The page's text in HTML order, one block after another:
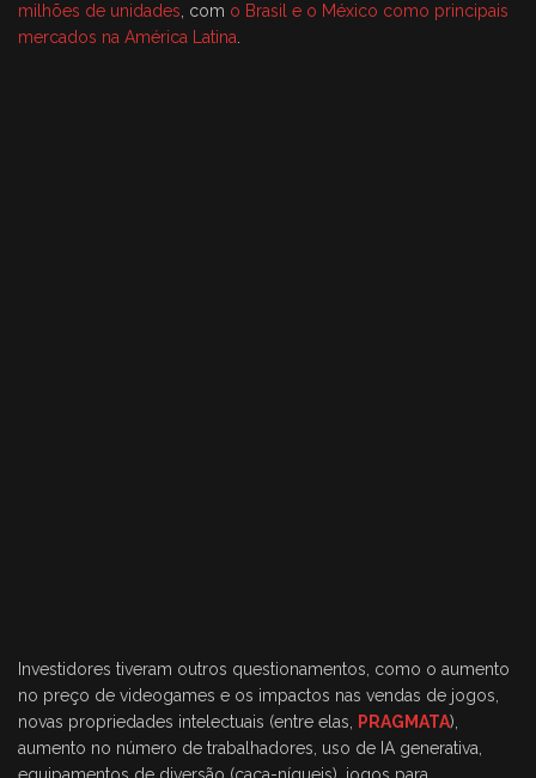
milhões de unidades, com o Brasil e o México como principais
mercados na América Latina.
Investidores tiveram outros questionamentos, como o aumento
no preço de videogames e os impactos nas vendas de jogos,
novas propriedades intelectuais (entre elas, PRAGMATA),
aumento no número de trabalhadores, uso de IA generativa,